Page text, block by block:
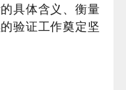
具体含义、衡量
验证工作奠定坚